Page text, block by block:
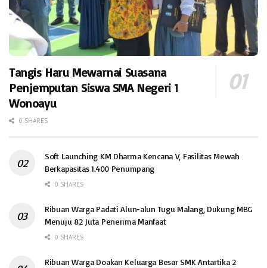
Tangis Haru Mewarnai Suasana
Penjemputan Siswa SMA Negeri 1
Wonoayu
0 SHARES
Soft Launching KM Dharma Kencana V, Fasilitas Mewah
Berkapasitas 1.400 Penumpang
0 SHARES
Ribuan Warga Padati Alun-alun Tugu Malang, Dukung MBG
Menuju 82 Juta Penerima Manfaat
0 SHARES
Ribuan Warga Doakan Keluarga Besar SMK Antartika 2